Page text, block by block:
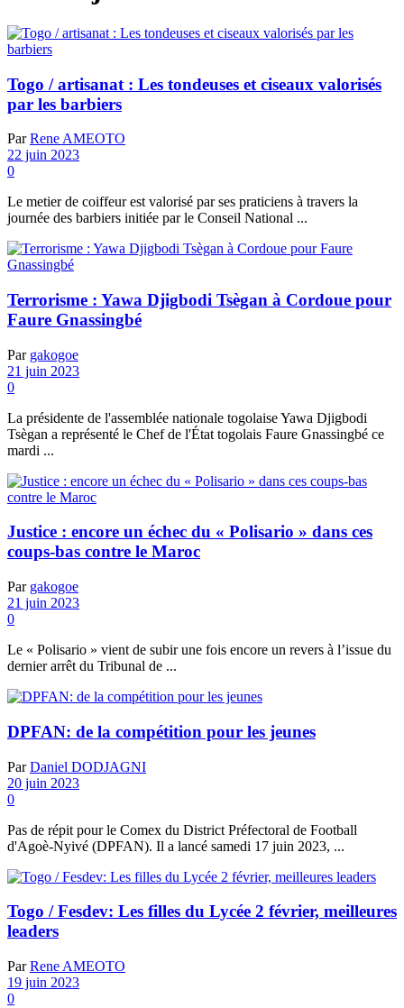
Togo / artisanat : Les tondeuses et ciseaux valorisés
par les barbiers
Par Rene AMEOTO
22 juin 2023
0
Le metier de coiffeur est valorisé par ses praticiens à travers la
journée des barbiers initiée par le Conseil National ...
Terrorisme : Yawa Djigbodi Tsègan à Cordoue pour
Faure Gnassingbé
Par gakogoe
21 juin 2023
0
La présidente de l'assemblée nationale togolaise Yawa Djigbodi
Tsègan a représenté le Chef de l'État togolais Faure Gnassingbé ce
mardi ...
Justice : encore un échec du « Polisario » dans ces
coups-bas contre le Maroc
Par gakogoe
21 juin 2023
0
Le « Polisario » vient de subir une fois encore un revers à l’issue du
dernier arrêt du Tribunal de ...
DPFAN: de la compétition pour les jeunes
Par Daniel DODJAGNI
20 juin 2023
0
Pas de répit pour le Comex du District Préfectoral de Football
d'Agoè-Nyivé (DPFAN). Il a lancé samedi 17 juin 2023, ...
Togo / Fesdev: Les filles du Lycée 2 février, meilleures
leaders
Par Rene AMEOTO
19 juin 2023
0